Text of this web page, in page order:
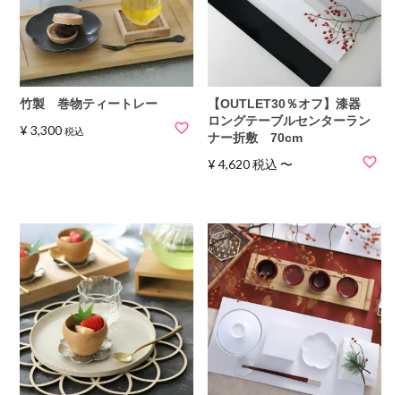
竹製 巻物ティートレー
¥ 3,300 税込
【OUTLET30％オフ】漆器
ロングテーブルセンターラン
ナー折敷 70cm
¥ 4,620税込 〜